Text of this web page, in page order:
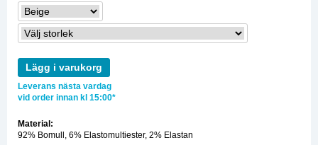
Lägg i varukorg
Leverans nästa vardag
vid order innan kl 15:00*
Material:
92% Bomull, 6% Elastomultiester, 2% Elastan